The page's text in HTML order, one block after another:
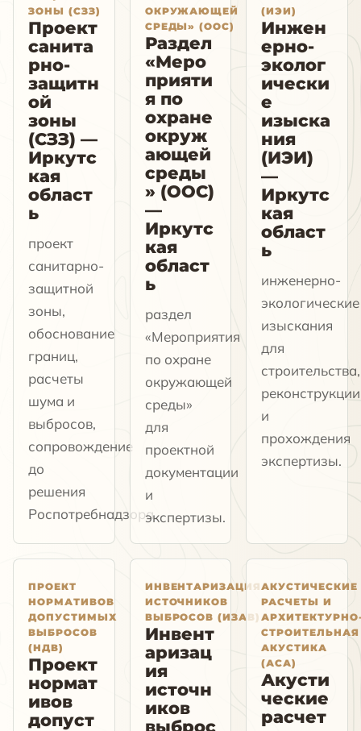
ЗОНЫ (СЗЗ)
Проект
санита
рно-
защитн
ой
зоны
(СЗЗ) —
Иркутс
кая
област
ь
проект
санитарно-
защитной
зоны,
обоснование
границ,
расчеты
шума и
выбросов,
сопровождение
до
решения
Роспотребнадзора.
ОКРУЖАЮЩЕЙ
СРЕДЫ» (ООС)
Раздел
«Меро
прияти
я по
охране
окруж
ающей
среды
» (ООС)
—
Иркутс
кая
област
ь
раздел
«Мероприятия
по охране
окружающей
среды»
для
проектной
документации
и
экспертизы.
(ИЭИ)
Инжен
ерно-
эколог
ически
е
изыска
ния
(ИЭИ)
—
Иркутс
кая
област
ь
инженерно-
экологические
изыскания
для
строительства,
реконструкции
и
прохождения
экспертизы.
ПРОЕКТ
НОРМАТИВОВ
ДОПУСТИМЫХ
ВЫБРОСОВ
(НДВ)
Проект
нормат
ивов
допуст
ИНВЕНТАРИЗАЦИЯ
ИСТОЧНИКОВ
ВЫБРОСОВ (ИЗАВ)
Инвент
аризац
ия
источн
иков
выброс
АКУСТИЧЕСКИЕ
РАСЧЕТЫ И
СТРОИТЕЛЬНАЯ
АКУСТИКА
(АСА)
Акусти
ческие
расчет